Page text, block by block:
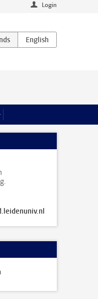
Login
Marketing pagina’s
Veiligheid pagina’s